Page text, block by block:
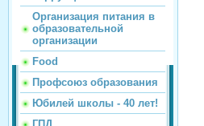
Организация питания в
образовательной
организации
Food
Профсоюз образования
Юбилей школы - 40 лет!